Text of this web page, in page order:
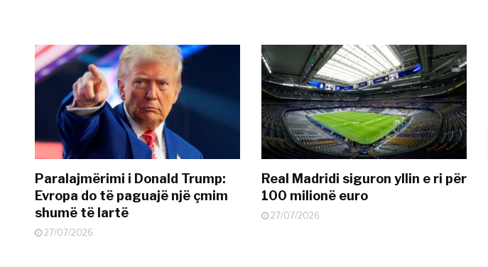
Paralajmërimi i Donald Trump:
Evropa do të paguajë një çmim
shumë të lartë
27/07/2026
Real Madridi siguron yllin e ri për
100 milionë euro
27/07/2026